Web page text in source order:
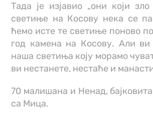
Тада је изјавио „они који
светиње на Косову нека се
ћемо исте те светиње поново
год камена на Косову. Али ви
наша светиња коју морамо
ви нестанете, нестаће и
70 малишана и Ненад,
са Мица.